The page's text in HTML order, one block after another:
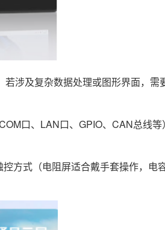
涉及复杂数据处理或图形界面，需
口、LAN口、GPIO、CAN总线等）
方式（电阻屏适合戴手套操作，电